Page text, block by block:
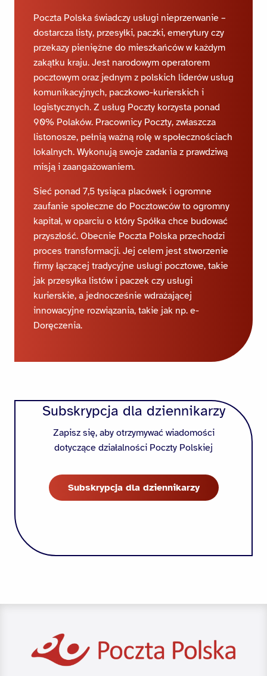
Poczta Polska świadczy usługi nieprzerwanie –
dostarcza listy, przesyłki, paczki, emerytury czy
przekazy pieniężne do mieszkańców w każdym
zakątku kraju. Jest narodowym operatorem
pocztowym oraz jednym z polskich liderów usług
komunikacyjnych, paczkowo-kurierskich i
logistycznych. Z usług Poczty korzysta ponad
90% Polaków. Pracownicy Poczty, zwłaszcza
listonosze, pełnią ważną rolę w społecznościach
lokalnych. Wykonują swoje zadania z prawdziwą
misją i zaangażowaniem.
Sieć ponad 7,5 tysiąca placówek i ogromne
zaufanie społeczne do Pocztowców to ogromny
kapitał, w oparciu o który Spółka chce budować
przyszłość. Obecnie Poczta Polska przechodzi
proces transformacji. Jej celem jest stworzenie
firmy łączącej tradycyjne usługi pocztowe, takie
jak przesyłka listów i paczek czy usługi
kurierskie, a jednocześnie wdrażającej
innowacyjne rozwiązania, takie jak np. e-
Doręczenia.
Subskrypcja dla dziennikarzy
Zapisz się, aby otrzymywać wiadomości
dotyczące działalności Poczty Polskiej
Subskrypcja dla dziennikarzy